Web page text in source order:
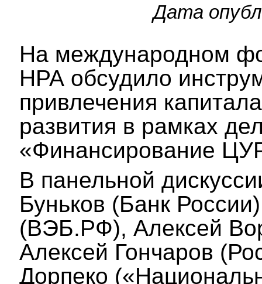
Дата
На международном
НРА обсудило
привлечения
развития в рамках
«Финансирование
В панельной
Буньков (Банк
(ВЭБ.РФ), Алексей
Алексей Гончаров
Дорпеко